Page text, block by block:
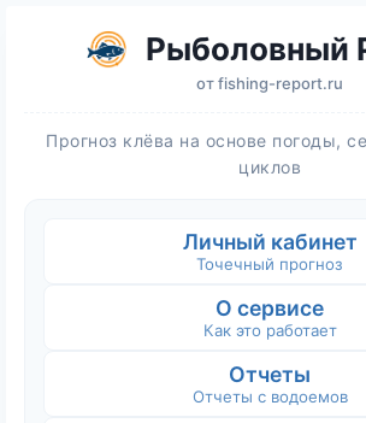
Рыболовный
отfishing-report.ru
Прогноз клёва на основе погоды,
циклов
Личный кабинет
Точечный прогноз
О сервисе
Как это работает
Отчеты
Отчеты с водоемов